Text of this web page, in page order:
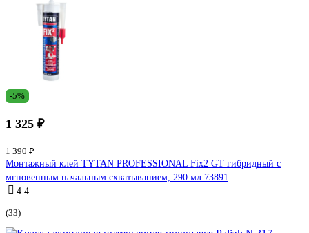
-5%
1 325 ₽
1 390 ₽
Монтажный клей TYTAN PROFESSIONAL Fix2 GT гибридный с
мгновенным начальным схватыванием, 290 мл 73891
4.4
(33)